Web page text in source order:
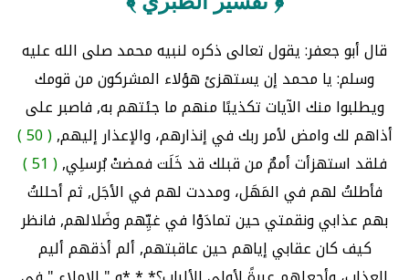
قال أبو جعفر: يقول تعالى ذكره لنبيه محمد صلى الله عليه
وسلم: يا محمد إن يستهزئ هؤلاء المشركون من قومك
ويطلبوا منك الآيات تكذيبًا منهم ما جئتهم به, فاصبر على
أذاهم لك وامض لأمر ربك في إنذارهم، والإعذار إليهم,( 50 )
فلقد استهزأت أممٌ من قبلك قد خَلَت فمضتْ بُرسلِي,( 51 )
فأطلتُ لهم في المَهَل، ومددت لهم في الأجَل, ثم أحللتُ
بهم عذابي ونقمتي حين تمادَوْا في غيِّهم وضَلالهم, فانظر
كيف كان عقابي إياهم حين عاقبتهم, ألم أذقهم أليم